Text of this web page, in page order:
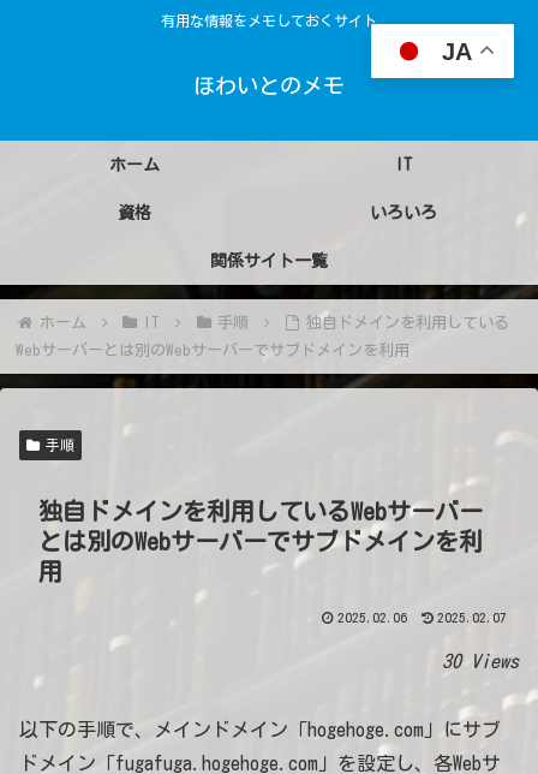
有用な情報をメモしておくサイト
ほわいとのメモ
ホーム IT
資格 いろいろ
関係サイト一覧
ホーム 手順
独自ドメインを利用している
Webサーバーとは別のWebサーバーでサブドメインを利用
手順
独自ドメインを利用しているWebサーバー
とは別のWebサーバーでサブドメインを利
用
2025.02.06 2025.02.07
30 Views
以下の手順で、メインドメイン「hogehoge.com」にサブ
ドメイン「fugafuga.hogehoge.com」を設定し、各Webサ
JA